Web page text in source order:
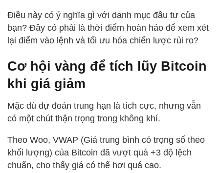
Điều này có ý nghĩa gì với danh mục đầu tư của
bạn? Đây có phải là thời điểm hoàn hảo để xem xét
lại điểm vào lệnh và tối ưu hóa chiến lược rủi ro?
Cơ hội vàng để tích lũy Bitcoin
khi giá giảm
Mặc dù dự đoán trung hạn là tích cực, nhưng vẫn
có một chút thận trọng trong không khí.
Theo Woo, VWAP (Giá trung bình có trọng số theo
khối lượng) của Bitcoin đã vượt quá +3 độ lệch
chuẩn, cho thấy giá có thể hơi quá cao.